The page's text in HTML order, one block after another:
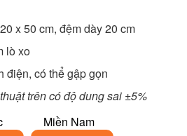
x 50 cm, đệm dày 20 cm
lò xo
điện, có thể gập gọn
trên có độ dung sai ±5%
Miền Nam